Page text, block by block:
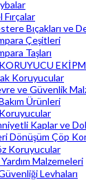
Fırçalar
Bıçakları ve
Çeşitleri
Taşları
Koruyucular
ve Güvenlik
Ürünleri
Kaplar ve
Dönüşüm Çöp
Koruyucular
Malzemeleri
Levhaları